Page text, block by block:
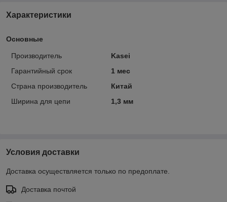
Характеристики
Основные
Производитель
Kasei
Гарантийный срок
1 мес
Страна производитель
Китай
Ширина для цепи
1,3 мм
Условия доставки
Доставка осуществляется только по предоплате.
Доставка почтой